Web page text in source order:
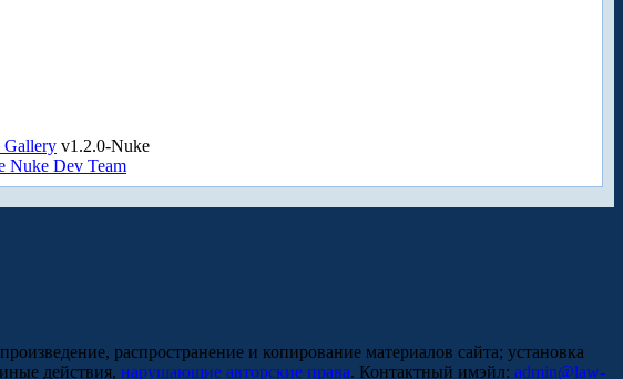
Gallery v1.2.0-Nuke
Nuke Dev Team
распространение и копирование материалов сайта; установка
действия, нарушающие авторские права. Контактный имэйл: admin@law-